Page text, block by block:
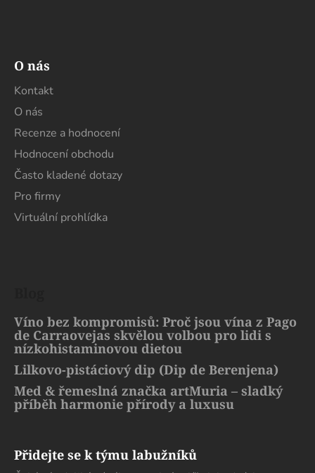
O nás
Kontakt
O nás
Recenze a hodnocení
Hodnocení obchodu
Často kladené dotazy
Pro firmy
Virtuální prohlídka
Víno bez kompromisů: Proč jsou vína z Pago
de Carraovejas skvělou volbou pro lidi s
nízkohistaminovou dietou
Lilkovo-pistáciový dip (Dip de Berenjena)
Med & řemeslná značka artMuria – sladký
příběh harmonie přírody a luxusu
Přidejte se k týmu labužníků